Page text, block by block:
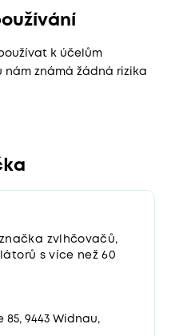
k účelům
nám známá žádná rizika
zvlhčovačů,
s více než 60
85, 9443 Widnau,